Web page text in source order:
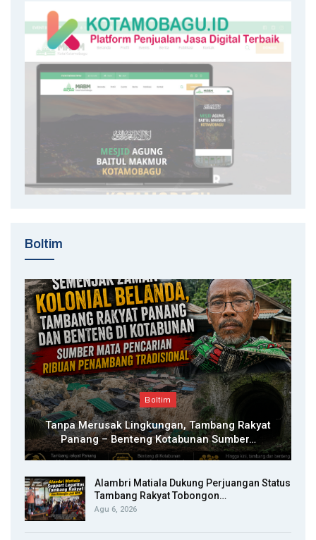
Boltim
Boltim
Tanpa Merusak Lingkungan, Tambang Rakyat
Panang – Benteng Kotabunan Sumber…
Alambri Matiala Dukung Perjuangan Status
Tambang Rakyat Tobongon…
Agu 6, 2026